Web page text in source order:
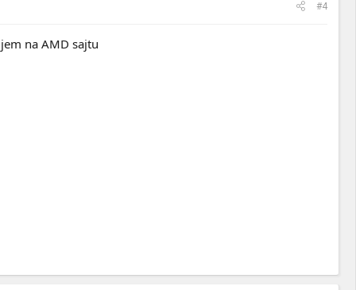
#4
na AMD sajtu